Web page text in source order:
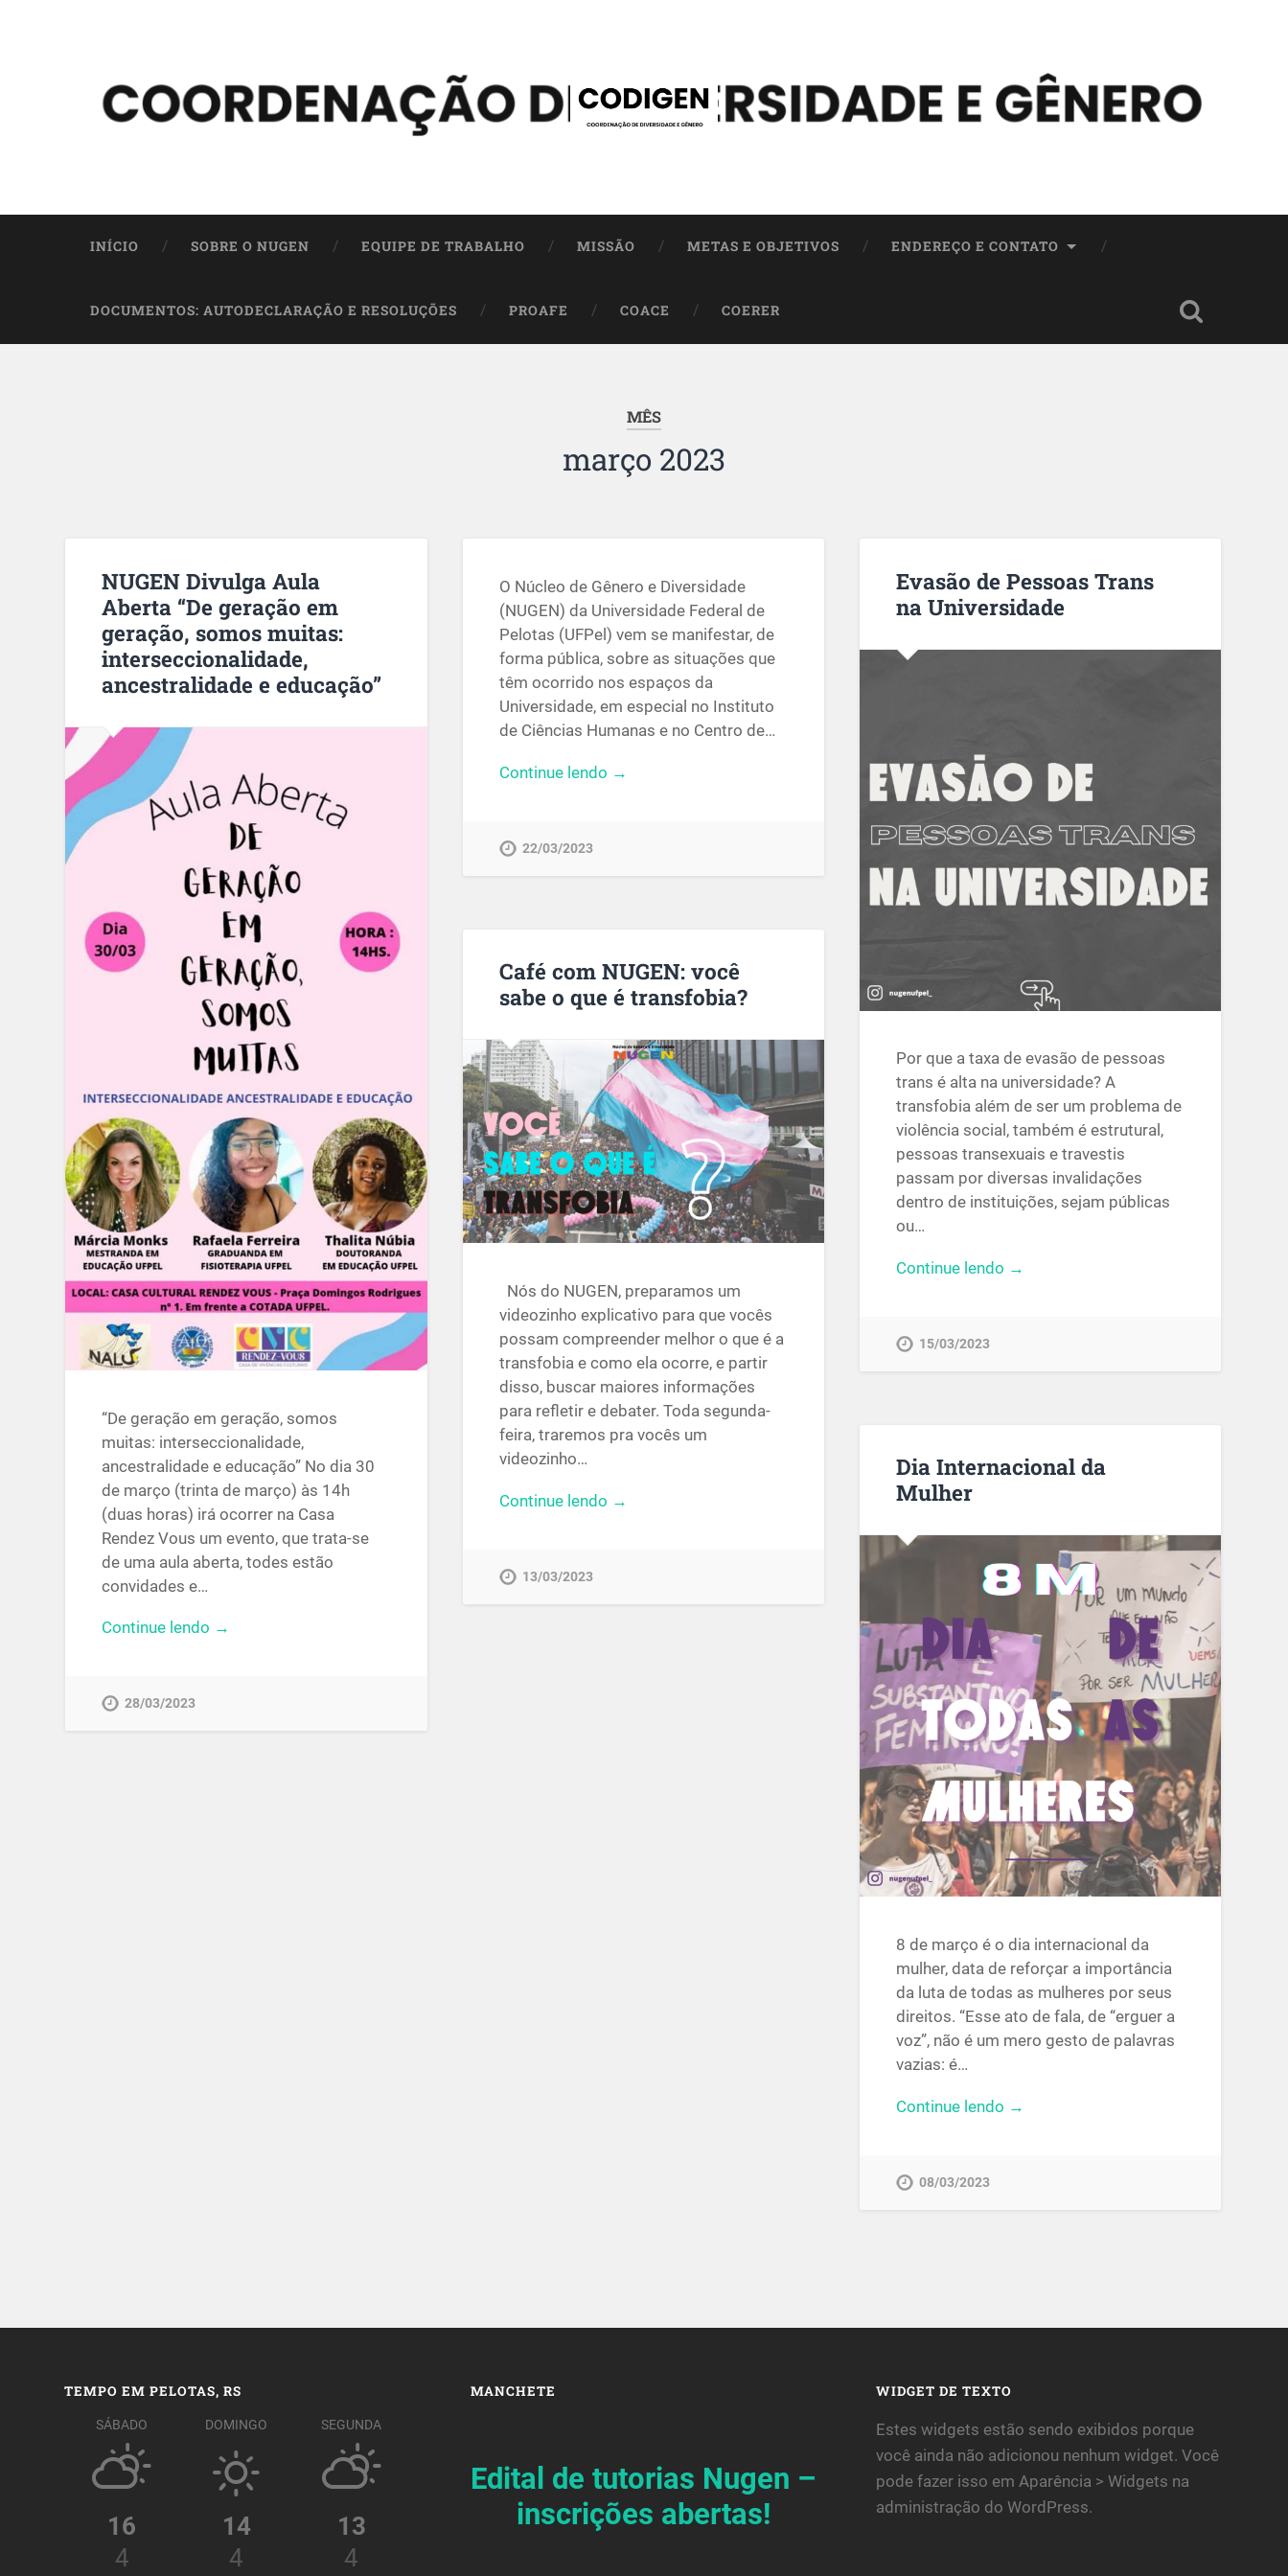
INÍCIO SOBRE O NUGEN EQUIPE DE TRABALHO MISSÃO METAS E OBJETIVOS ENDEREÇO E CONTATO
DOCUMENTOS: AUTODECLARAÇÃO E RESOLUÇÕES PROAFE COACE COERER
MÊS
março 2023
NUGEN Divulga Aula
Aberta “De geração em
geração, somos muitas:
interseccionalidade,
ancestralidade e educação”
“De geração em geração, somos
muitas: interseccionalidade,
ancestralidade e educação” No dia 30
de março (trinta de março) às 14h
(duas horas) irá ocorrer na Casa
Rendez Vous um evento, que trata-se
de uma aula aberta, todes estão
convidades e…
Continue lendo →
28/03/2023
O Núcleo de Gênero e Diversidade
(NUGEN) da Universidade Federal de
Pelotas (UFPel) vem se manifestar, de
forma pública, sobre as situações que
têm ocorrido nos espaços da
Universidade, em especial no Instituto
de Ciências Humanas e no Centro de…
Continue lendo →
22/03/2023
Evasão de Pessoas Trans
na Universidade
Por que a taxa de evasão de pessoas
trans é alta na universidade? A
transfobia além de ser um problema de
violência social, também é estrutural,
pessoas transexuais e travestis
passam por diversas invalidações
dentro de instituições, sejam públicas
ou…
Continue lendo →
15/03/2023
Café com NUGEN: você
sabe o que é transfobia?
Nós do NUGEN, preparamos um
videozinho explicativo para que vocês
possam compreender melhor o que é a
transfobia e como ela ocorre, e partir
disso, buscar maiores informações
para refletir e debater. Toda segunda-
feira, traremos pra vocês um
videozinho…
Continue lendo →
13/03/2023
Dia Internacional da
Mulher
8 de março é o dia internacional da
mulher, data de reforçar a importância
da luta de todas as mulheres por seus
direitos. “Esse ato de fala, de “erguer a
voz”, não é um mero gesto de palavras
vazias: é…
Continue lendo →
08/03/2023
TEMPO EM PELOTAS, RS
SÁBADO
16
4
DOMINGO
14
4
SEGUNDA
13
4
MANCHETE
Edital de tutorias Nugen –
inscrições abertas!
WIDGET DE TEXTO
Estes widgets estão sendo exibidos porque
você ainda não adicionou nenhum widget. Você
pode fazer isso em Aparência > Widgets na
administração do WordPress.